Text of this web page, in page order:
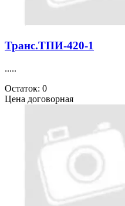
Транс.ТПИ-420-1
.....
Остаток: 0
Цена договорная